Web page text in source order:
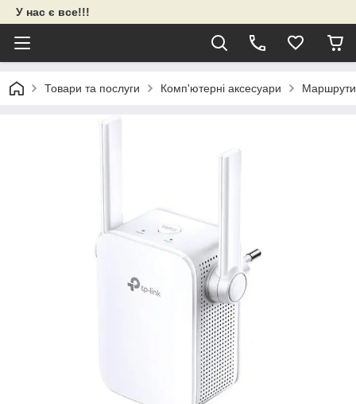
У нас є все!!!
Товари та послуги Комп'ютерні аксесуари